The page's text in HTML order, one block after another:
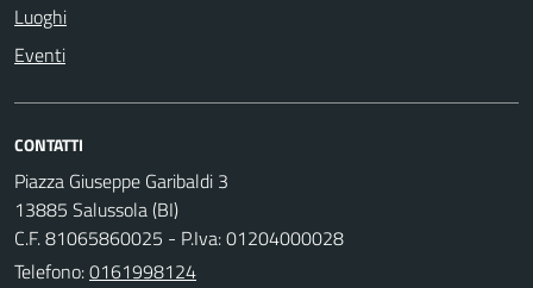
Luoghi
Eventi
CONTATTI
Piazza Giuseppe Garibaldi 3
13885 Salussola (BI)
C.F. 81065860025 - P.Iva: 01204000028
Telefono:0161998124